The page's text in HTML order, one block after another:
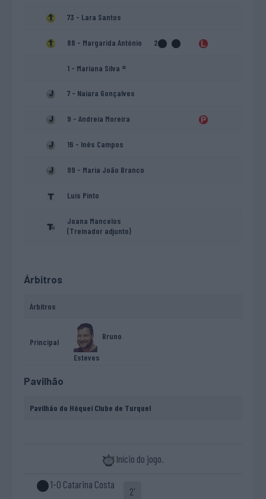
73 - Lara Santos
88 - Margarida António 2
1 - Mariana Silva ®
7 - Naiara Gonçalves
9 - Andreia Moreira
16 - Inês Campos
99 - Maria João Branco
Luís Pinto
Joana Mancelos
(Treinador adjunto)
Árbitros
Árbitros
Principal
Bruno
Esteves
Pavilhão
Pavilhão do Hóquei Clube de Turquel
Início do jogo.
1-0 Catarina Costa
2'